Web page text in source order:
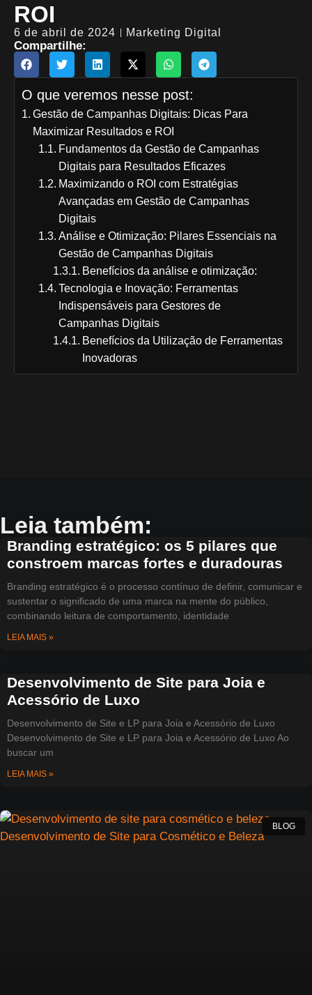
ROI
6 de abril de 2024 Marketing Digital
Compartilhe:
O que veremos nesse post:
Gestão de Campanhas Digitais: Dicas Para
Maximizar Resultados e ROI
Fundamentos da Gestão de Campanhas
Digitais para Resultados Eficazes
Maximizando o ROI com Estratégias
Avançadas em Gestão de Campanhas
Digitais
Análise e Otimização: Pilares Essenciais na
Gestão de Campanhas Digitais
Benefícios da análise e otimização:
Tecnologia e Inovação: Ferramentas
Indispensáveis para Gestores de
Campanhas Digitais
Benefícios da Utilização de Ferramentas
Inovadoras
Leia também:
Branding estratégico: os 5 pilares que
constroem marcas fortes e duradouras
Branding estratégico é o processo contínuo de definir, comunicar e
sustentar o significado de uma marca na mente do público,
combinando leitura de comportamento, identidade
LEIA MAIS »
Desenvolvimento de Site para Joia e
Acessório de Luxo
Desenvolvimento de Site e LP para Joia e Acessório de Luxo
Desenvolvimento de Site e LP para Joia e Acessório de Luxo Ao
buscar um
LEIA MAIS »
BLOG